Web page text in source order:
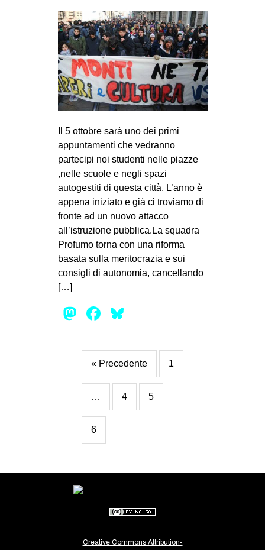
Il 5 ottobre sarà uno dei primi
appuntamenti che vedranno
partecipi noi studenti nelle piazze
,nelle scuole e negli spazi
autogestiti di questa città. L’anno è
appena iniziato e già ci troviamo di
fronte ad un nuovo attacco
all’istruzione pubblica.La squadra
Profumo torna con una riforma
basata sulla meritocrazia e sui
consigli di autonomia, cancellando
[…]
Mastodon
Facebook
« Precedente 1
… 4 5
6
Creative Commons Attribution-